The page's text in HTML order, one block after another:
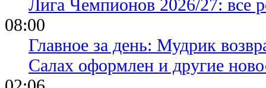
Лига Чемпионов 2026/27: все
08:00
Главное за день: Мудрик
Салах оформлен и другие